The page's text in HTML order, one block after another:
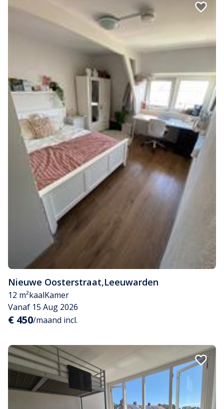
Nieuwe Oosterstraat,Leeuwarden
12 m²kaalKamer
Vanaf 15 Aug 2026
€ 450/maand incl.